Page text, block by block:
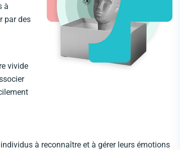
à
par des
vivide
à reconnaître et à gérer leurs émotions